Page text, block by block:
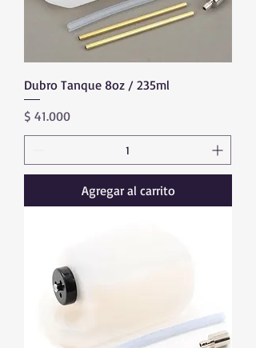
Dubro Tanque 8oz / 235ml
Precio
$ 41.000
Agregar al carrito